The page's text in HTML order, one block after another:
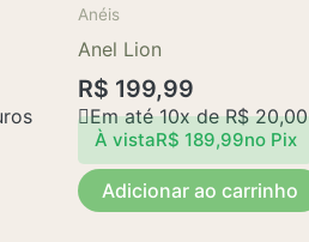
Anéis
Anel Lion
R$ 199,99
Em até 10x deR$20,00
À vistaR$ 189,99no Pix
Adicionar ao carrinho